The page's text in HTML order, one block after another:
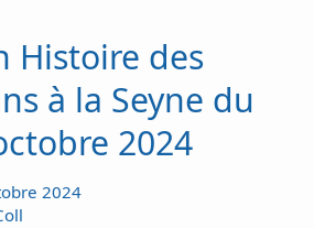
Histoire des
à la Seyne du
2024
2024